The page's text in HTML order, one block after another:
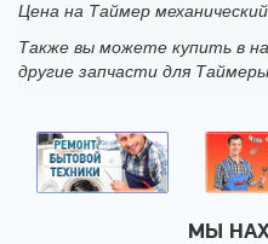
Цена на Таймер
Также вы можете купить в
другие запчасти для
МЫ